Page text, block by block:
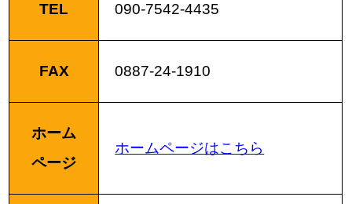
TEL 090-7542-4435
FAX 0887-24-1910
ホーム
ページ
ホームページはこちら